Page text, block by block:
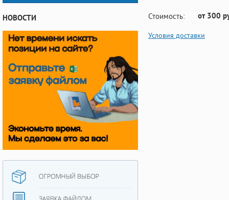
НОВОСТИ Стоимость: от 300
Условия доставки